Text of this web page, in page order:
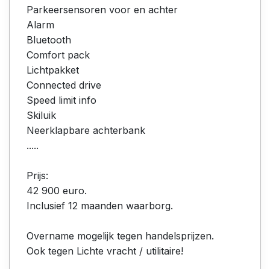
Parkeersensoren voor en achter
Alarm
Bluetooth
Comfort pack
Lichtpakket
Connected drive
Speed limit info
Skiluik
Neerklapbare achterbank
.....
Prijs:
42 900 euro.
Inclusief 12 maanden waarborg.
Overname mogelijk tegen handelsprijzen.
Ook tegen Lichte vracht / utilitaire!